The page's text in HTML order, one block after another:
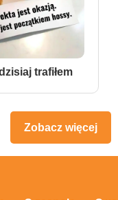
trafiłem
Zobacz więcej